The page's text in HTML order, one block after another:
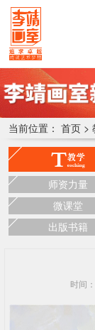
当前位置： 首页 >
师资力量
微课堂
出版书籍
时间